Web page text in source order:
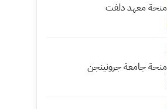
منحة معهد دلفت
منحة جامعة جرونينجن